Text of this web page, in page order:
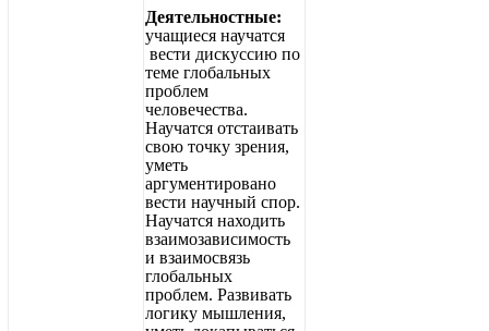
Деятельностные:
учащиеся научатся
вести дискуссию по
теме глобальных
проблем
человечества.
Научатся отстаивать
свою точку зрения,
уметь
аргументировано
вести научный спор.
Научатся находить
взаимозависимость
и взаимосвязь
глобальных
проблем. Развивать
логику мышления,